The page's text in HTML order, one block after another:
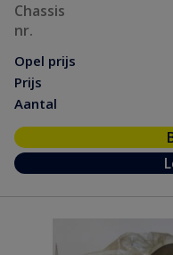
Chassis
nr.
Opel prijs
Prijs
Aantal